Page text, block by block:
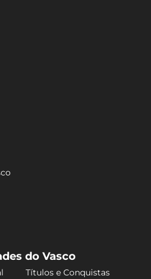
do Vasco
Títulos e Conquistas